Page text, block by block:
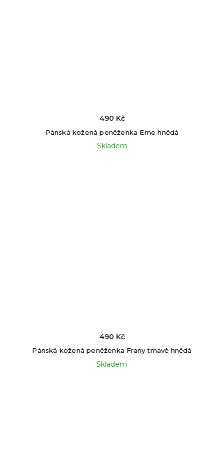
Pánská kožená peněženka Erne hnědá
Skladem
490 Kč
Pánská kožená peněženka Frany tmavě hnědá
Skladem
490 Kč